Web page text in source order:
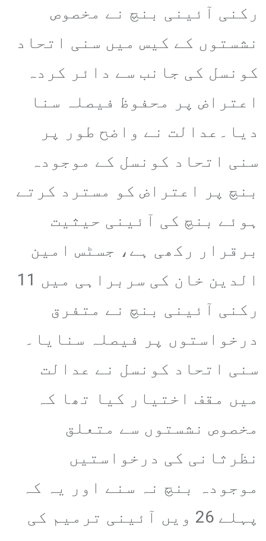
رکنی آئینی بنچ نے مخصوص
نشستوں کے کیس میں سنی اتحاد
کونسل کی جانب سے دائر کردہ
اعتراض پر محفوظ فیصلہ سنا
دیا۔عدالت نے واضح طور پر
سنی اتحاد کونسل کے موجودہ
بنچ پر اعتراض کو مسترد کرتے
ہوئے بنچ کی آئینی حیثیت
برقرار رکھی ہے، جسٹس امین
الدین خان کی سربراہی میں 11
رکنی آئینی بنچ نے متفرق
درخواستوں پر فیصلہ سنایا۔
سنی اتحاد کونسل نے عدالت
میں مقف اختیار کیا تھا کہ
مخصوص نشستوں سے متعلق
نظرثانی کی درخواستیں
موجودہ بنچ نہ سنے اور یہ کہ
پہلے 26 ویں آئینی ترمیم کی